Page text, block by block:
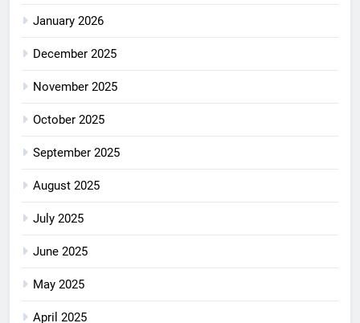
January 2026
December 2025
November 2025
October 2025
September 2025
August 2025
July 2025
June 2025
May 2025
April 2025